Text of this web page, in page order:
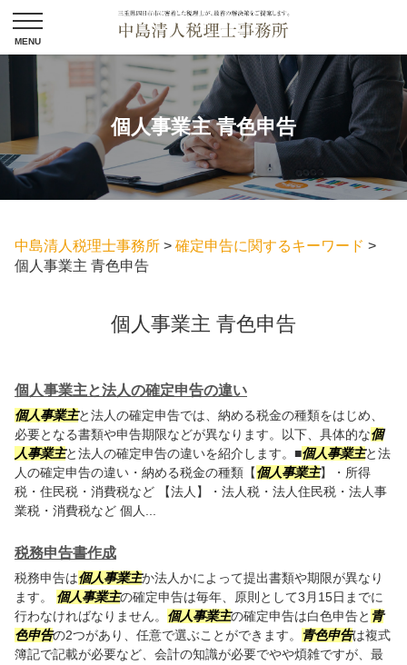
個人事業主 青色申告
中島清人税理士事務所 > 確定申告に関するキーワード >
個人事業主 青色申告
個人事業主 青色申告
個人事業主と法人の確定申告の違い
個人事業主と法人の確定申告では、納める税金の種類をはじめ、
必要となる書類や申告期限などが異なります。以下、具体的な個
人事業主と法人の確定申告の違いを紹介します。■個人事業主と法
人の確定申告の違い・納める税金の種類【個人事業主】・所得
税・住民税・消費税など 【法人】・法人税・法人住民税・法人事
業税・消費税など 個人...
税務申告書作成
税務申告は個人事業主か法人かによって提出書類や期限が異なり
ます。 個人事業主の確定申告は毎年、原則として3月15日までに
行わなければなりません。 個人事業主の確定申告は白色申告と 青
色申告の2つがあり、任意で選ぶことができます。 青色申告は複式
簿記で記載が必要など、会計の知識が必要でやや煩雑ですが、最